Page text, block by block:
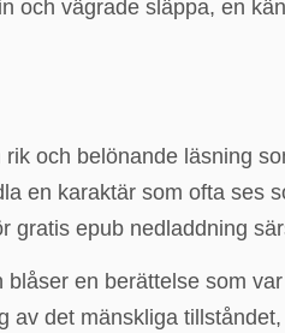
och vägrade släppa, en
och belönande läsning
en karaktär som ofta ses
epub nedladdning
en berättelse som
det mänskliga